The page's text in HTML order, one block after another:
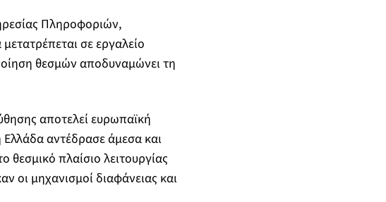
Πληροφοριών,
σε εργαλείο
θεσμών αποδυναμώνει τη
αποτελεί ευρωπαϊκή
Ελλάδα αντέδρασε άμεσα και
θεσμικό πλαίσιο λειτουργίας
οι μηχανισμοί διαφάνειας και